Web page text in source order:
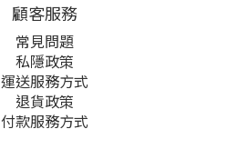
顧客服務
常見問題
私隱政策
運送服務方式
退貨政策
付款服務方式